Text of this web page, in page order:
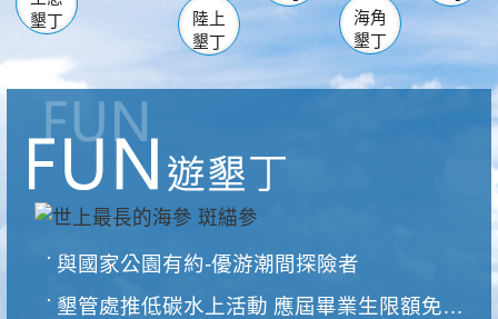
墾丁
陸上
墾丁
海角
墾丁
與國家公園有約-優游潮間探險者
墾管處推低碳水上活動 應屆畢業生限額免費參加